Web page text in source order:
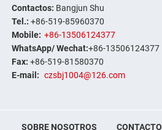
Contactos: Bangjun Shu
Tel.: +86-519-85960370
Mobile: +86-13506124377
WhatsApp/ Wechat:+86-13506124377
Fax: +86-519-81580370
E-mail: czsbj1004@126.com
SOBRE NOSOTROS CONTACTO